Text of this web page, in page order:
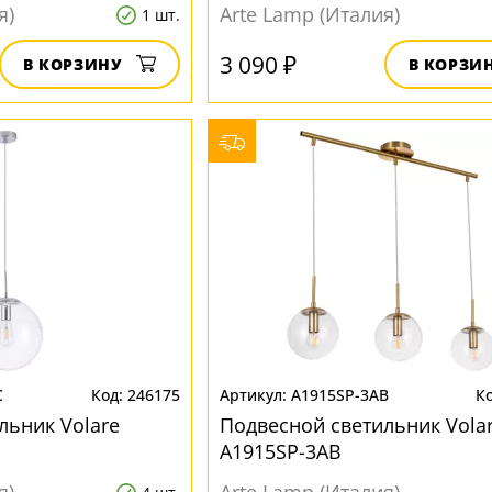
1 шт.
В КОРЗИНУ
Arte Lamp (Италия)
3 090 ₽ В
246175
Volare
A1915SP-3AB
Подвесной светильник
A1915SP-3AB